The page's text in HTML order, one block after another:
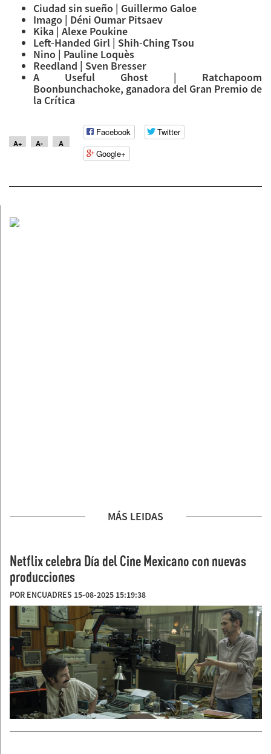
Ciudad sin sueño | Guillermo Galoe
Imago | Déni Oumar Pitsaev
Kika | Alexe Poukine
Left-Handed Girl | Shih-Ching Tsou
Nino | Pauline Loquès
Reedland | Sven Bresser
A Useful Ghost | Ratchapoom
Boonbunchachoke, ganadora del Gran Premio de
la Crítica
A+ A- A
Facebook
Twitter
Google+
MÁS LEIDAS
Netflix celebra Día del Cine Mexicano con nuevas
producciones
POR ENCUADRES 15-08-2025 15:19:38